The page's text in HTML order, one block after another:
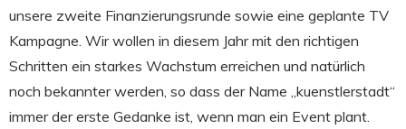
unsere zweite Finanzierungsrunde sowie eine geplante TV
Kampagne. Wir wollen in diesem Jahr mit den richtigen
Schritten ein starkes Wachstum erreichen und natürlich
noch bekannter werden, so dass der Name „kuenstlerstadt“
immer der erste Gedanke ist, wenn man ein Event plant.